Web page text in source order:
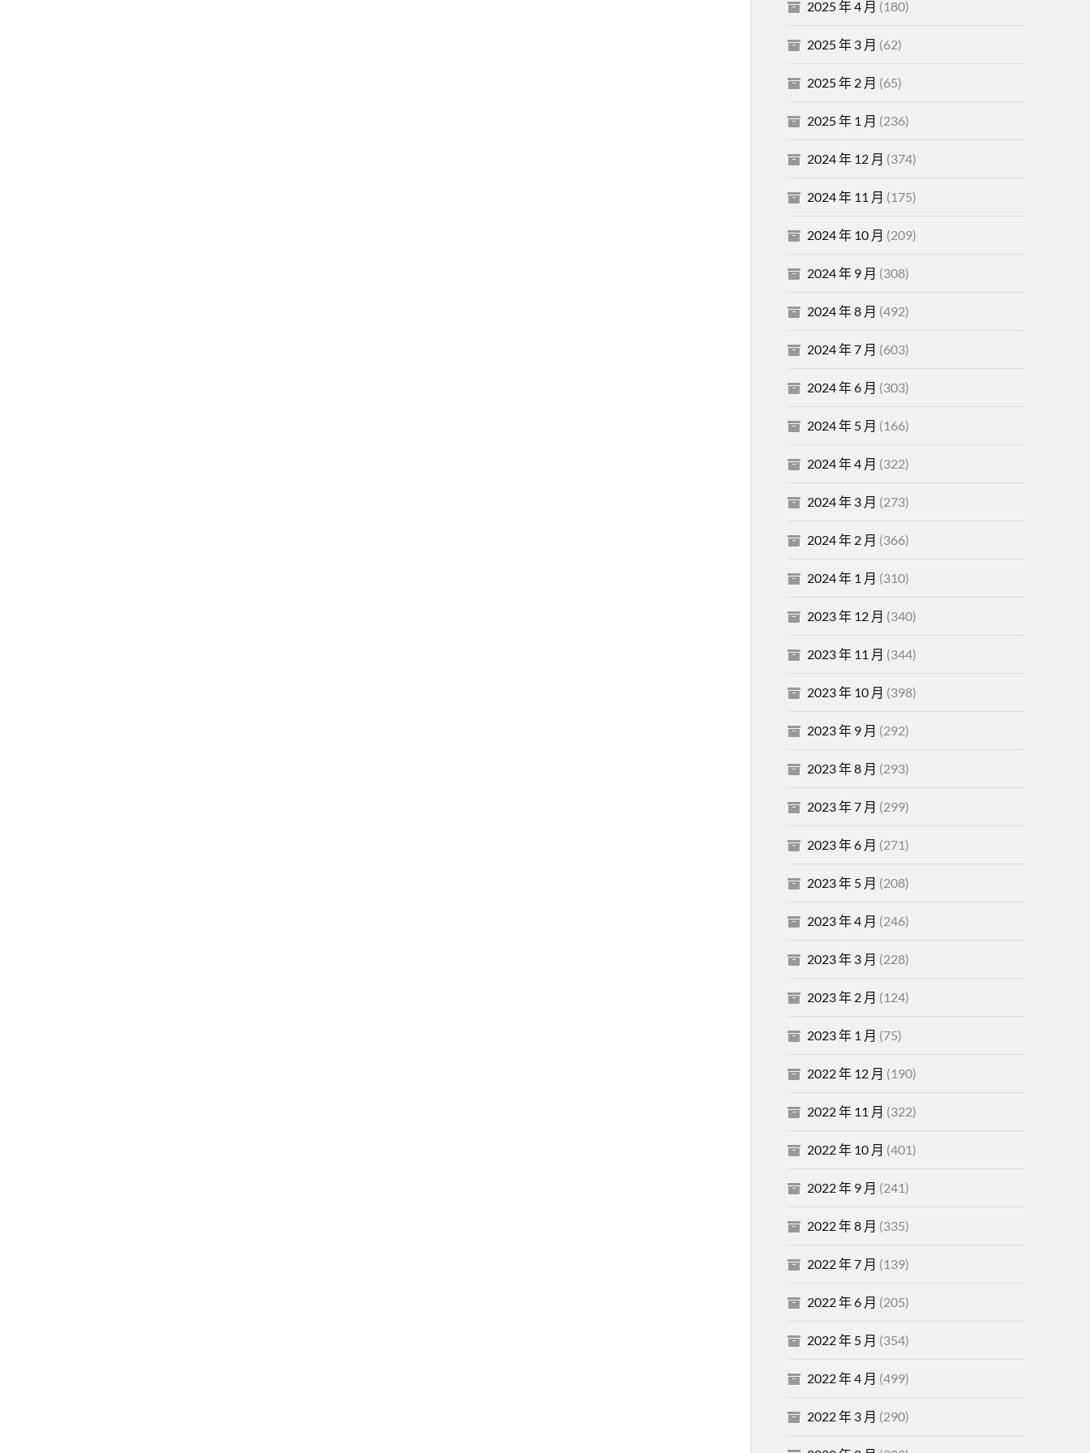
2025 年 4 月 (180)
2025 年 3 月 (62)
2025 年 2 月 (65)
2025 年 1 月 (236)
2024 年 12 月 (374)
2024 年 11 月 (175)
2024 年 10 月 (209)
2024 年 9 月 (308)
2024 年 8 月 (492)
2024 年 7 月 (603)
2024 年 6 月 (303)
2024 年 5 月 (166)
2024 年 4 月 (322)
2024 年 3 月 (273)
2024 年 2 月 (366)
2024 年 1 月 (310)
2023 年 12 月 (340)
2023 年 11 月 (344)
2023 年 10 月 (398)
2023 年 9 月 (292)
2023 年 8 月 (293)
2023 年 7 月 (299)
2023 年 6 月 (271)
2023 年 5 月 (208)
2023 年 4 月 (246)
2023 年 3 月 (228)
2023 年 2 月 (124)
2023 年 1 月 (75)
2022 年 12 月 (190)
2022 年 11 月 (322)
2022 年 10 月 (401)
2022 年 9 月 (241)
2022 年 8 月 (335)
2022 年 7 月 (139)
2022 年 6 月 (205)
2022 年 5 月 (354)
2022 年 4 月 (499)
2022 年 3 月 (290)